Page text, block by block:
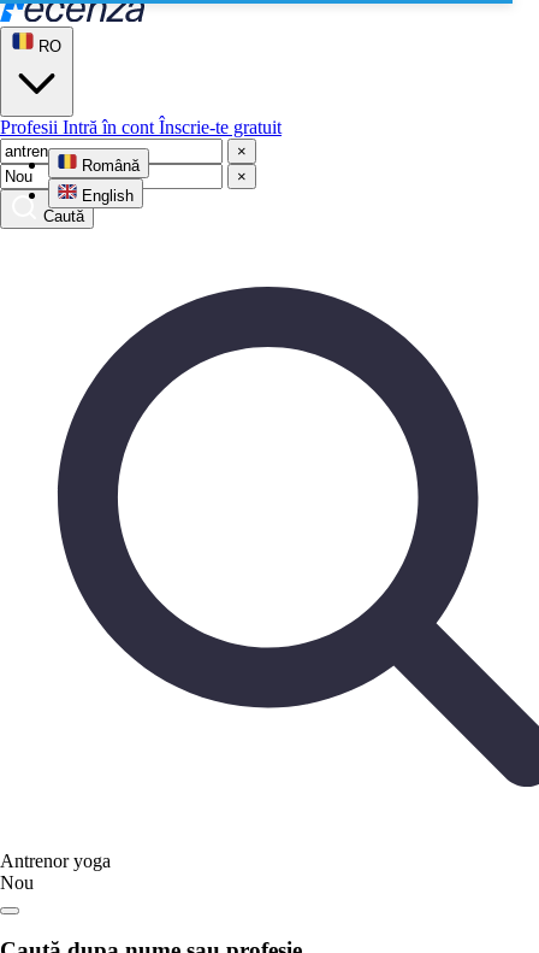
RO
Română
English
Profesii Intră în cont Înscrie-te gratuit
×
×
Caută
Antrenor yoga
Nou